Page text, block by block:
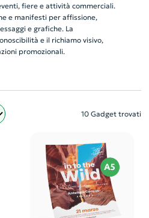
fiere e attività commerciali.
e manifesti per affissione,
e grafiche. La
e il richiamo visivo,
promozionali.
10 Gadget trovati